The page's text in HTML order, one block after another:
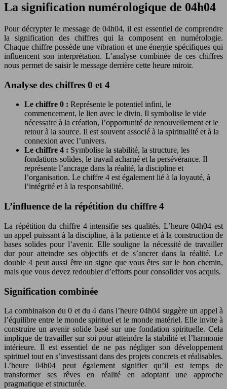
La signification numérologique de 04h04
Pour décrypter le message de 04h04, il est essentiel de comprendre
la signification des chiffres qui la composent en numérologie.
Chaque chiffre possède une vibration et une énergie spécifiques qui
influencent son interprétation. L’analyse combinée de ces chiffres
nous permet de saisir le message derrière cette heure miroir.
Analyse des chiffres 0 et 4
Le chiffre 0 : Représente le potentiel infini, le
commencement, le lien avec le divin. Il symbolise le vide
nécessaire à la création, l’opportunité de renouvellement et le
retour à la source. Il est souvent associé à la spiritualité et à la
connexion avec l’univers.
Le chiffre 4 : Symbolise la stabilité, la structure, les
fondations solides, le travail acharné et la persévérance. Il
représente l’ancrage dans la réalité, la discipline et
l’organisation. Le chiffre 4 est également lié à la loyauté, à
l’intégrité et à la responsabilité.
L’influence de la répétition du chiffre 4
La répétition du chiffre 4 intensifie ses qualités. L’heure 04h04 est
un appel puissant à la discipline, à la patience et à la construction de
bases solides pour l’avenir. Elle souligne la nécessité de travailler
dur pour atteindre ses objectifs et de s’ancrer dans la réalité. Le
double 4 peut aussi être un signe que vous êtes sur le bon chemin,
mais que vous devez redoubler d’efforts pour consolider vos acquis.
Signification combinée
La combinaison du 0 et du 4 dans l’heure 04h04 suggère un appel à
l’équilibre entre le monde spirituel et le monde matériel. Elle invite à
construire un avenir solide basé sur une fondation spirituelle. Cela
implique de travailler sur soi pour atteindre la stabilité et l’harmonie
intérieure. Il est essentiel de ne pas négliger son développement
spirituel tout en s’investissant dans des projets concrets et réalisables.
L’heure 04h04 peut également signifier qu’il est temps de
transformer ses rêves en réalité en adoptant une approche
pragmatique et structurée.